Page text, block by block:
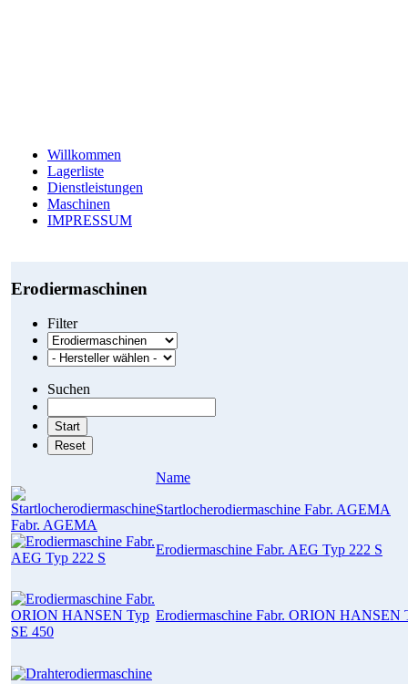
Willkommen
Lagerliste
Dienstleistungen
Maschinen
IMPRESSUM
Erodiermaschinen
Filter
Suchen
Name
Startlocherodiermaschine Fabr. AGEMA
Erodiermaschine Fabr. AEG Typ 222 S
Erodiermaschine Fabr. ORION HANSEN